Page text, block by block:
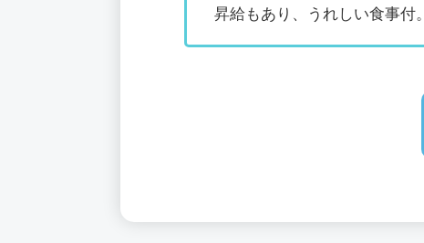
昇給もあり、うれしい食事付。